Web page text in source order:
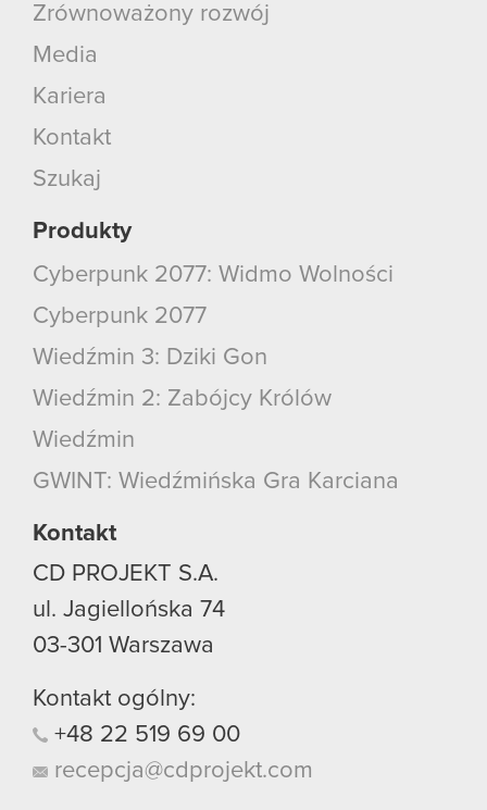
Zrównoważony rozwój
Media
Kariera
Kontakt
Szukaj
Produkty
Cyberpunk 2077: Widmo Wolności
Cyberpunk 2077
Wiedźmin 3: Dziki Gon
Wiedźmin 2: Zabójcy Królów
Wiedźmin
GWINT: Wiedźmińska Gra Karciana
Kontakt
CD PROJEKT S.A.
ul. Jagiellońska 74
03-301 Warszawa
Kontakt ogólny:
+48 22 519 69 00
recepcja@cdprojekt.com